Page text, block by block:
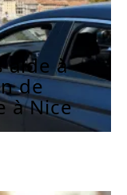
aide à
de
à Nice